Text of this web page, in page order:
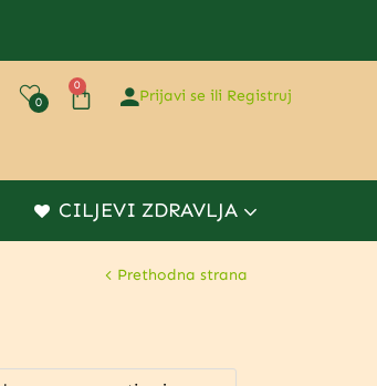
0
0
Prijavi se ili Registruj
CILJEVI ZDRAVLJA
Prethodna strana